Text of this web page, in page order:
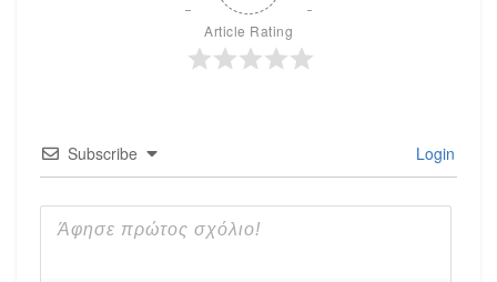
Article Rating
Subscribe Login